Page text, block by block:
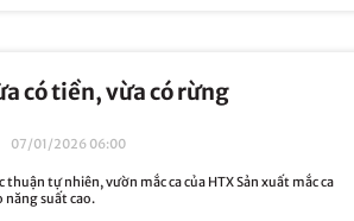
có tiền, vừa có rừng
07/01/2026 06:00
tự nhiên, vườn mắc ca của HTX Sản xuất mắc ca
suất cao.